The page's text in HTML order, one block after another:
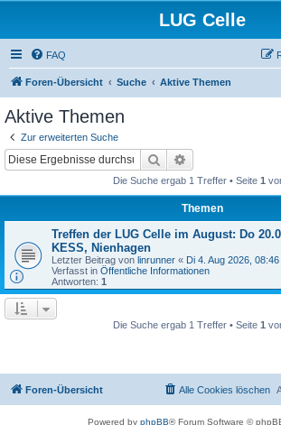
LUG Celle
FAQ
Foren-Übersicht Suche Aktive Themen
Aktive Themen
Zur erweiterten Suche
Suche
Die Suche ergab 1 Treffer • Seite 1
Themen
Treffen der LUG Celle im August: Do
KESS, Nienhagen
Letzter Beitrag von linrunner « Di 4. Aug 2026, 08:46
Verfasst in Öffentliche Informationen
Antworten: 1
Die Suche ergab 1 Treffer • Seite 1
Foren-Übersicht Alle Cookies löschen
Powered by phpBB® Forum Software ©